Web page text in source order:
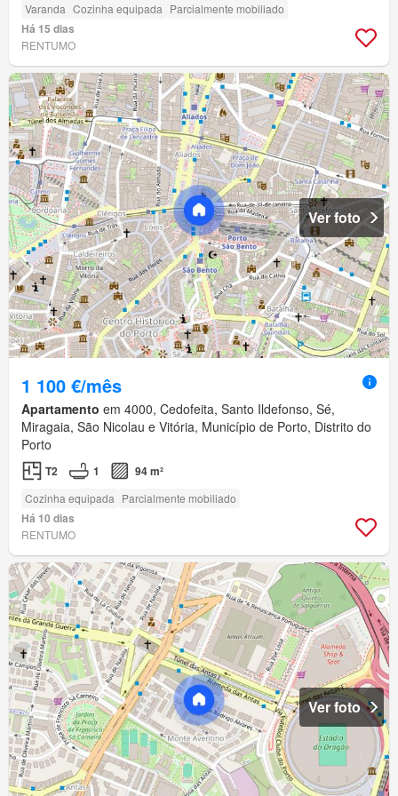
Varanda Cozinha equipada Parcialmente mobiliado
Há 15 dias
RENTUMO
Ver foto
1 100 €/mês
Apartamento em 4000, Cedofeita, Santo Ildefonso, Sé,
Miragaia, São Nicolau e Vitória, Município de Porto, Distrito do
Porto
T2 1 94 m²
Cozinha equipada Parcialmente mobiliado
Há 10 dias
RENTUMO
Ver foto